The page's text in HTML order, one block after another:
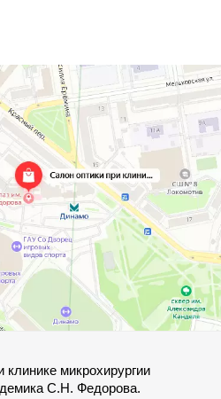
клинике микрохирургии
С.Н. Федорова.